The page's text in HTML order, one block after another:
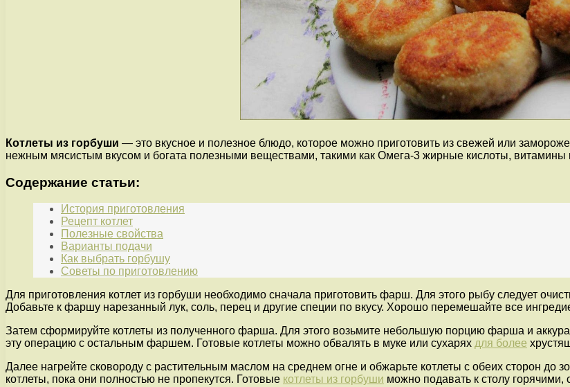
Котлеты из горбуши — это вкусное и полезное блюдо, которое можно приготовить из свежей или
нежным мясистым вкусом и богата полезными веществами, такими как Омега-3 жирные кислоты,
Содержание статьи:
История приготовления
Рецепт котлет
Полезные свойства
Варианты подачи
Как выбрать горбушу
Советы по приготовлению
Для приготовления котлет из горбуши необходимо сначала приготовить фарш. Для этого рыбу следует
Добавьте к фаршу нарезанный лук, соль, перец и другие специи по вкусу. Хорошо перемешайте все
Затем сформируйте котлеты из полученного фарша. Для этого возьмите небольшую порцию фарша и
эту операцию с остальным фаршем. Готовые котлеты можно обвалять в муке или сухарях для более
Далее нагрейте сковороду с растительным маслом на среднем огне и обжарьте котлеты с обеих сторон до
котлеты, пока они полностью не пропекутся. Готовые котлеты из горбуши можно подавать к столу